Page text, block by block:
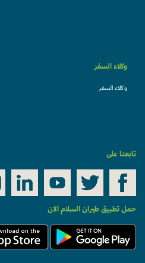
وكلاء السفر
وكلاء السفر
تابعنا على
حمل تطبيق طيران السلام الان